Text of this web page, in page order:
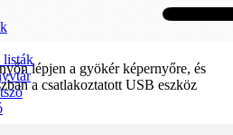
listák
lépjen a gyökér képernyőre, és
a csatlakoztatott USB eszköz